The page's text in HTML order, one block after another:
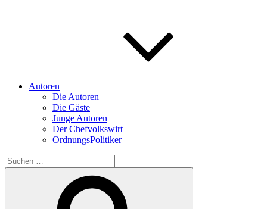
Autoren
Die Autoren
Die Gäste
Junge Autoren
Der Chefvolkswirt
OrdnungsPolitiker
Suchen
nach: